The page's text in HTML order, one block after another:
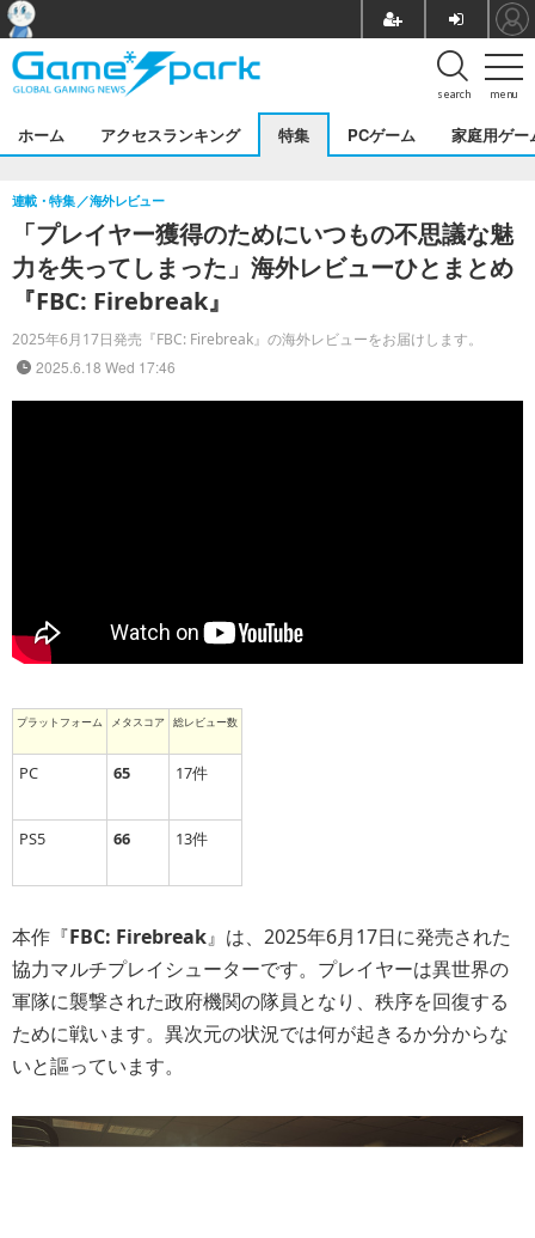
menu
search
ホーム アクセスランキング 特集 PCゲーム 家庭用ゲー
「プレイヤー獲得のためにいつもの不思議な魅
力を失ってしまった」海外レビューひとまとめ
『FBC: Firebreak』
2025年6月17日発売『FBC: Firebreak』の海外レビューをお届けします。
連載・特集 海外レビュー
2025.6.18 Wed 17:46
プラットフォーム メタスコア 総レビュー数
PC 65 17件
PS5 66 13件
本作『FBC: Firebreak』は、2025年6月17日に発売された
協力マルチプレイシューターです。プレイヤーは異世界の
軍隊に襲撃された政府機関の隊員となり、秩序を回復する
ために戦います。異次元の状況では何が起きるか分からな
いと謳っています。